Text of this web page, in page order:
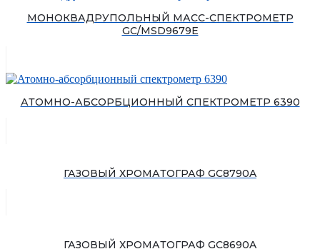
МОНОКВАДРУПОЛЬНЫЙ МАСС-СПЕКТРОМЕТР
GC/MSD9679E
АТОМНО-АБСОРБЦИОННЫЙ СПЕКТРОМЕТР 6390
ГАЗОВЫЙ ХРОМАТОГРАФ GC8790A
ГАЗОВЫЙ ХРОМАТОГРАФ GC8690A